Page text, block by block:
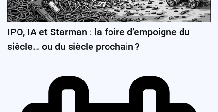
IPO, IA et Starman : la foire d’empoigne du
siècle… ou du siècle prochain ?